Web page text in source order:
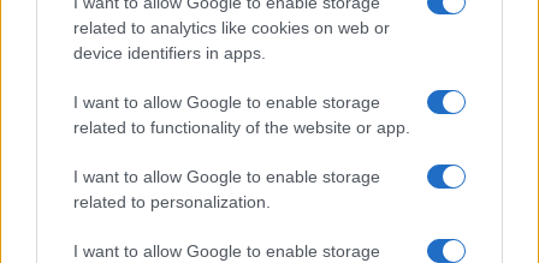
related to analytics like cookies on web or
device identifiers in apps.
I want to allow Google to enable storage
related to functionality of the website or app.
I want to allow Google to enable storage
related to personalization.
I want to allow Google to enable storage
hullámának ilyen, politikai indíttatású átírása.
Ha nem tudsz egyértelműen és
őszinte szívvel felszólalni az
erőszakos antiszemita gyűlölet-
bűncselekmények elkövetőinek a
legszigorúbb megbüntetését